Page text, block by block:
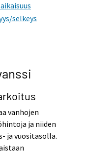
selkeys
vanhojen
ja niiden
ja vuositasolla.